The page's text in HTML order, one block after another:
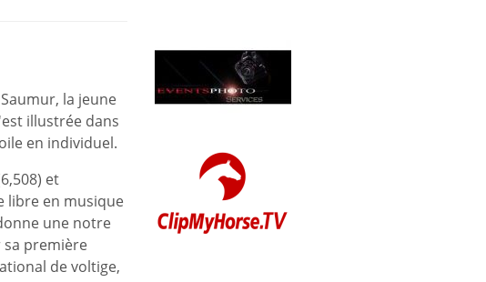
la jeune
illustrée dans
en individuel.
et
libre en musique
une notre
sa première
de voltige,